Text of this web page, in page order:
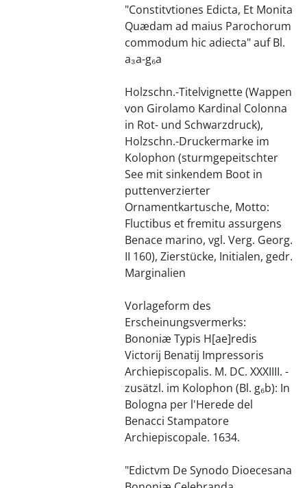
"Constitvtiones Edicta, Et Monita
Quædam ad maius Parochorum
commodum hic adiecta" auf Bl.
a₃a-g₆a
Holzschn.-Titelvignette (Wappen
von Girolamo Kardinal Colonna
in Rot- und Schwarzdruck),
Holzschn.-Druckermarke im
Kolophon (sturmgepeitschter
See mit sinkendem Boot in
puttenverzierter
Ornamentkartusche, Motto:
Fluctibus et fremitu assurgens
Benace marino, vgl. Verg. Georg.
II 160), Zierstücke, Initialen, gedr.
Marginalien
Vorlageform des
Erscheinungsvermerks:
Bononiæ Typis H[ae]redis
Victorij Benatij Impressoris
Archiepiscopalis. M. DC. XXXIIII. -
zusätzl. im Kolophon (Bl. g₆b): In
Bologna per l'Herede del
Benacci Stampatore
Archiepiscopale. 1634.
"Edictvm De Synodo Dioecesana